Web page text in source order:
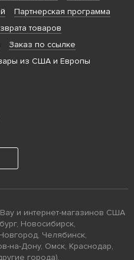
Партнерская программа
товаров
Заказ по ссылке
из США и Европы
и интернет-магазинов США
Новосибирск,
Челябинск,
на-Дону, Омск, Краснодар,
города).